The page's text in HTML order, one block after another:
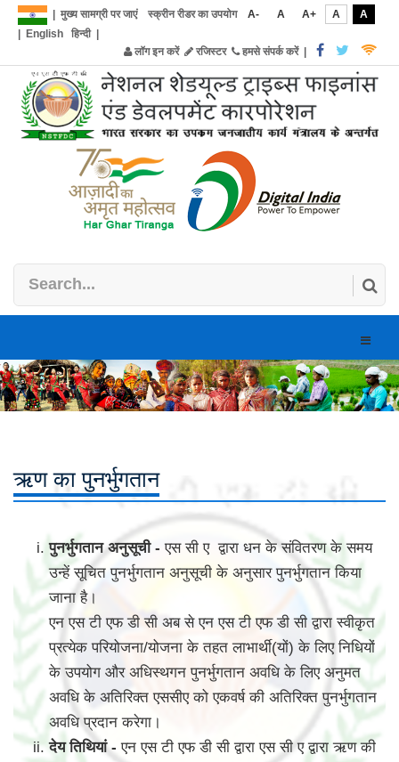
मुख्य सामग्री पर जाएं स्क्रीन रीडर का उपयोग A- A A+ A
A
English हिन्दी|
लॉग इन करें
रजिस्टर हमसे संपर्क करें|
Toggle
ऋण का पुनर्भुगतान
पुनर्भुगतान अनुसूची -एस सी ए द्वारा धन के संवितरण के समय
उन्हें सूचित पुनर्भुगतान अनुसूची के अनुसार पुनर्भुगतान किया
जाना है।
एन एस टी एफ डी सी अब से एन एस टी एफ डी सी द्वारा स्वीकृत
प्रत्येक परियोजना/योजना के तहत लाभार्थी(यों) के लिए निधियों
के उपयोग और अधिस्थगन पुनर्भुगतान अवधि के लिए अनुमत
अवधि के अतिरिक्त एससीए को एकवर्ष की अतिरिक्त पुनर्भुगतान
अवधि प्रदान करेगा।
देय तिथियां -एन एस टी एफ डी सी द्वारा एस सी ए द्वारा ऋण की